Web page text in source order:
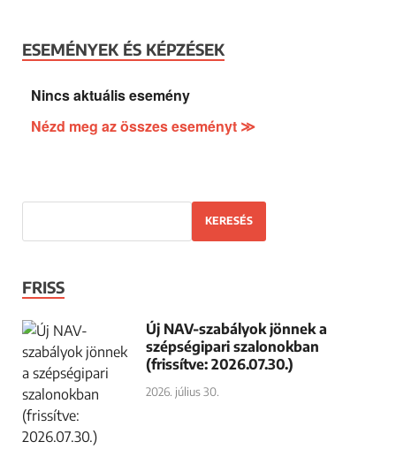
ESEMÉNYEK ÉS KÉPZÉSEK
Nincs aktuális esemény
Nézd meg az összes eseményt ≫
KERESÉS
FRISS
Új NAV-szabályok jönnek a
szépségipari szalonokban
(frissítve: 2026.07.30.)
2026. július 30.